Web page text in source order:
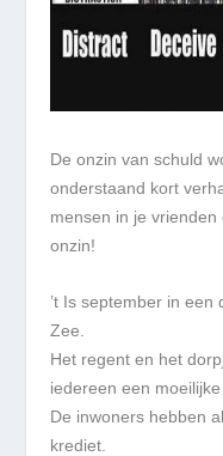
De onzin van schuld
onderstaand kort
mensen in je
onzin!
’t Is september in
Zee.
Het regent en het
iedereen een moeilijke
De inwoners hebben
krediet.